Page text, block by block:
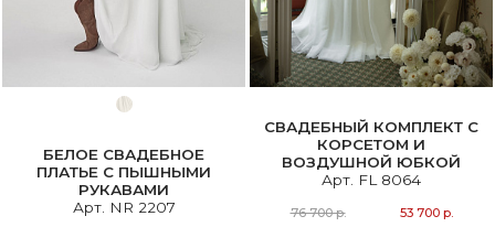
БЕЛОЕ СВАДЕБНОЕ
ПЛАТЬЕ С ПЫШНЫМИ
РУКАВАМИ
Арт. NR 2207
СВАДЕБНЫЙ КОМПЛЕКТ С
КОРСЕТОМ И
ВОЗДУШНОЙ ЮБКОЙ
Арт. FL 8064
76 700 р. 53 700 р.